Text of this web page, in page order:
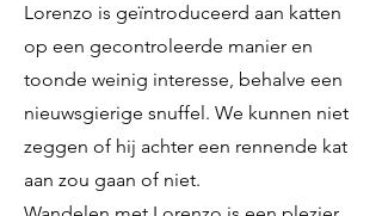
Lorenzo is geïntroduceerd aan katten
op een gecontroleerde manier en
toonde weinig interesse, behalve een
nieuwsgierige snuffel. We kunnen niet
zeggen of hij achter een rennende kat
aan zou gaan of niet.